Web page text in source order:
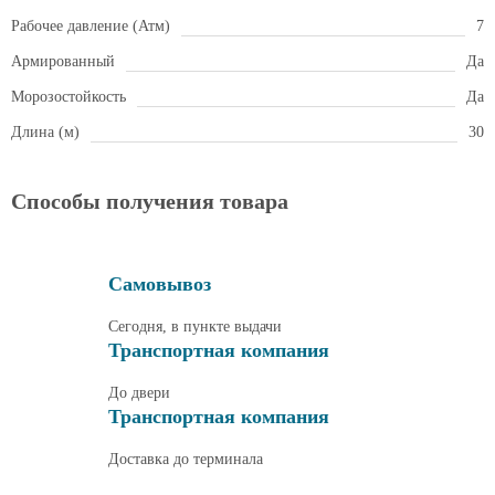
Рабочее давление (Атм) 7
Армированный Да
Морозостойкость Да
Длина (м) 30
Способы получения товара
Самовывоз
Сегодня, в пункте выдачи
Транспортная компания
До двери
Транспортная компания
Доставка до терминала